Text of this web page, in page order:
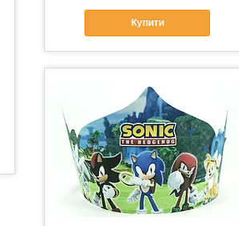
Купити